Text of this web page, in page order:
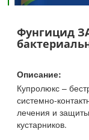
Фунгицид
Описание:
Купролюкс –
системно-
лечения и
кустарников.